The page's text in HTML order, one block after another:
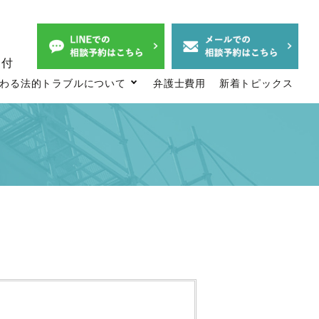
る法的トラブルについて 弁護士費用 新着トピックス